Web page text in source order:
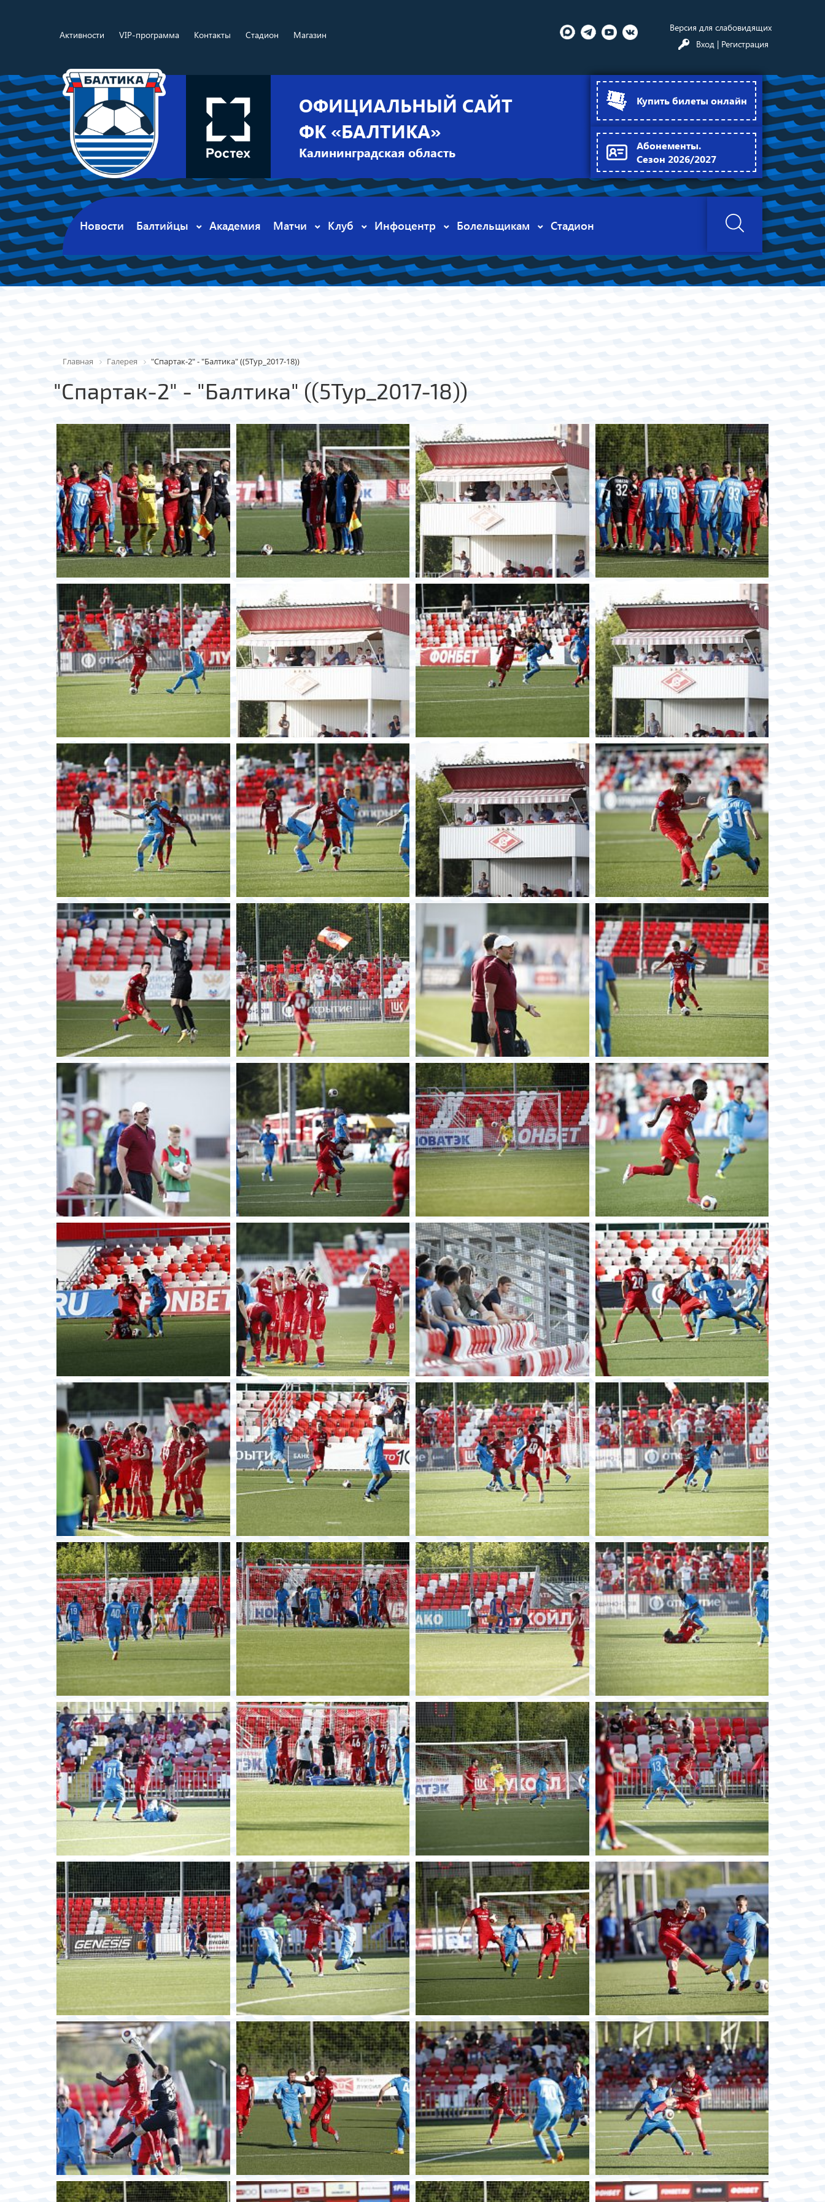
Активности VIP-программа Контакты Стадион Магазин
Версия для слабовидящих
Вход | Регистрация
ОФИЦИАЛЬНЫЙ САЙТ
ФК «БАЛТИКА»
Калининградская область
Купить билеты онлайн
Абонементы.
Сезон 2026/2027
Новости Балтийцы Академия Матчи Клуб Инфоцентр Болельщикам Стадион
Главная Галерея "Спартак-2" - "Балтика" ((5Тур_2017-18))
"Спартак-2" - "Балтика" ((5Тур_2017-18))